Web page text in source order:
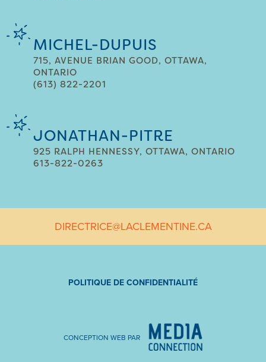
MICHEL-DUPUIS
715, AVENUE BRIAN GOOD, OTTAWA,
ONTARIO
(613) 822-2201
JONATHAN-PITRE
925 RALPH HENNESSY, OTTAWA, ONTARIO
613-822-0263
DIRECTRICE@LACLEMENTINE.CA
POLITIQUE DE CONFIDENTIALITÉ
CONCEPTION WEB PAR